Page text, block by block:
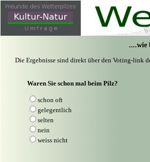
....wie
Die Ergebnisse sind direkt über den Voting-link
Waren Sie schon mal beim Pilz?
schon oft
gelegentlich
selten
nein
weiss nicht